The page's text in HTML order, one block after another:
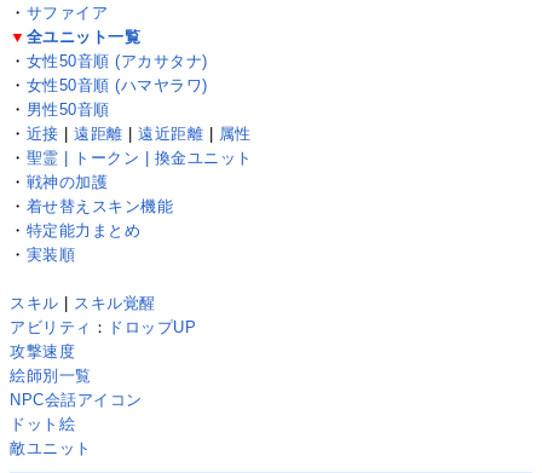
・ サファイア
▼ 全ユニット一覧
・ 女性50音順 (アカサタナ)
・ 女性50音順 (ハマヤラワ)
・ 男性50音順
・ 近接 |遠距離 |遠近距離
属性
・ 聖霊 | トークン | 換金ユニット
・ 戦神の加護
・ 着せ替えスキン機能
・ 特定能力まとめ
・ 実装順
スキル
スキル覚醒
アビリティ ： ドロップUP
攻撃速度
絵師別一覧
NPC会話アイコン
ドット絵
敵ユニット